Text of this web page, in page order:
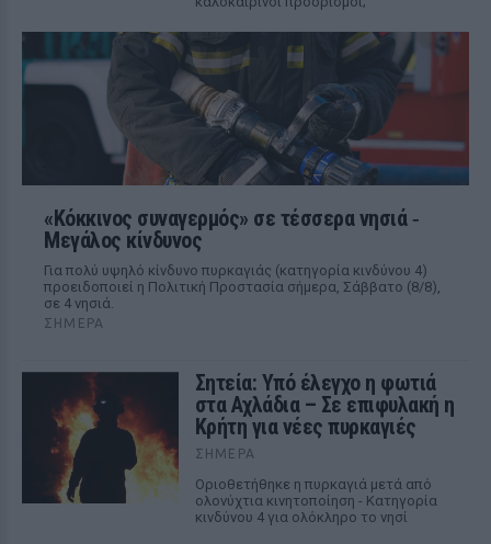
«Κόκκινος συναγερμός» σε τέσσερα νησιά ‑
Μεγάλος κίνδυνος
Για πολύ υψηλό κίνδυνο πυρκαγιάς (κατηγορία κινδύνου 4)
προειδοποιεί η Πολιτική Προστασία σήμερα, Σάββατο (8/8),
σε 4 νησιά.
ΣΉΜΕΡΑ
Σητεία: Υπό έλεγχο η φωτιά
στα Αχλάδια – Σε επιφυλακή η
Κρήτη για νέες πυρκαγιές
ΣΉΜΕΡΑ
Οριοθετήθηκε η πυρκαγιά μετά από
ολονύχτια κινητοποίηση - Κατηγορία
κινδύνου 4 για ολόκληρο το νησί